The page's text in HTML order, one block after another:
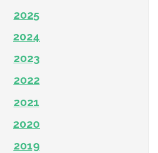
2025
2024
2023
2022
2021
2020
2019